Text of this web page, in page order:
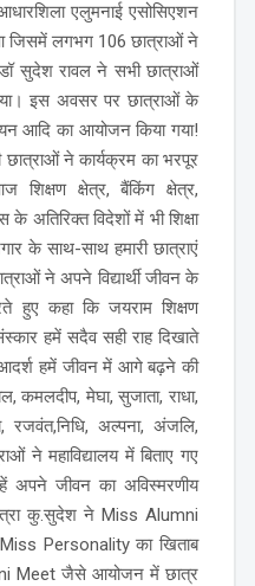
एलुमनाई एसोसिएशन
जिसमें लगभग 106 छात्राओं ने
डॉ सुदेश रावल ने सभी छात्राओं
इस अवसर पर छात्राओं के
आदि का आयोजन किया गया!
छात्राओं ने कार्यक्रम का भरपूर
शिक्षण क्षेत्र, बैंकिंग क्षेत्र,
के अतिरिक्त विदेशों में भी शिक्षा
के साथ-साथ हमारी छात्राएं
ने अपने विद्यार्थी जीवन के
हुए कहा कि जयराम शिक्षण
हमें सदैव सही राह दिखाते
हमें जीवन में आगे बढ़ने की
कमलदीप, मेघा, सुजाता, राधा,
रजवंत,निधि, अल्पना, अंजलि,
ने महाविद्यालय में बिताए गए
अपने जीवन का अविस्मरणीय
कु.सुदेश ने Miss Alumni
Personality का खिताब
Meet जैसे आयोजन में छात्र